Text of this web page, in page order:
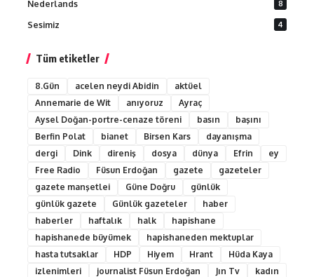
Nederlands 8
Sesimiz 4
Tüm etiketler
8.Gün acelen neydi Abidin
aktüel
Annemarie de Wit
anıyoruz
Ayraç
Aysel Doğan-portre-cenaze töreni
basın
başını
Berfin Polat
bianet Birsen Kars
dayanışma
dergi
Dink direniş dosya dünya Efrin
ey
Free Radio
Füsun Erdoğan gazete
gazeteler
gazete manşetlei
Güne Doğru
günlük
günlük gazete
Günlük gazeteler
haber
haberler
haftalık halk
hapishane
hapishanede büyümek
hapishaneden mektuplar
hasta tutsaklar
HDP Hiyem Hrant
Hüda Kaya
izlenimleri
journalist Füsun Erdoğan Jın Tv
kadın